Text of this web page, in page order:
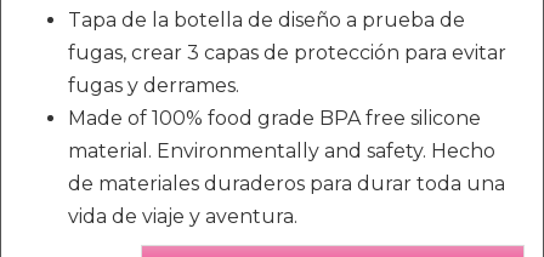
Tapa de la botella de diseño a prueba de
fugas, crear 3 capas de protección para evitar
fugas y derrames.
Made of 100% food grade BPA free silicone
material. Environmentally and safety. Hecho
de materiales duraderos para durar toda una
vida de viaje y aventura.